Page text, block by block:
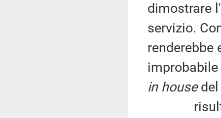
dimostrare
servizio.
renderebbe
in housedel
risulta,